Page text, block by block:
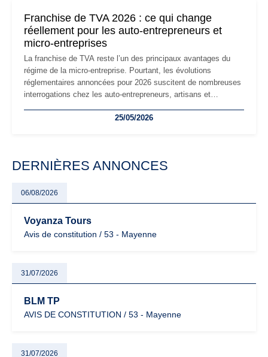
Franchise de TVA 2026 : ce qui change
réellement pour les auto-entrepreneurs et
micro-entreprises
La franchise de TVA reste l’un des principaux avantages du
régime de la micro-entreprise. Pourtant, les évolutions
réglementaires annoncées pour 2026 suscitent de nombreuses
interrogations chez les auto-entrepreneurs, artisans et
facturation ou risque de bascule vers la TVA : les règles
25/05/2026
DERNIÈRES ANNONCES
06/08/2026
Voyanza Tours
Avis de constitution / 53 - Mayenne
31/07/2026
BLM TP
AVIS DE CONSTITUTION / 53 - Mayenne
31/07/2026